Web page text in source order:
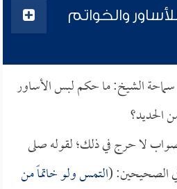
والخواتم
سماحة الشيخ: ما حكم لبس الأساور
الحديد؟
لا حرج في ذلك؛ لقوله صلى
الصحيحين: (التمس ولو خاتماً من